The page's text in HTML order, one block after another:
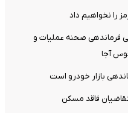
را نخواهیم داد
فرماندهی صحنه عملیات و
آجا
بازار خودرو است
فاقد مسکن